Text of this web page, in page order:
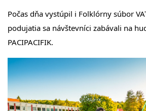
Počas dňa vystúpil i Folklórny súbor
podujatia sa návštevníci zabávali na
PACIPACIFIK.